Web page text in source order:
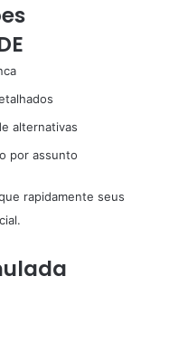
alternativas
por assunto
rapidamente seus